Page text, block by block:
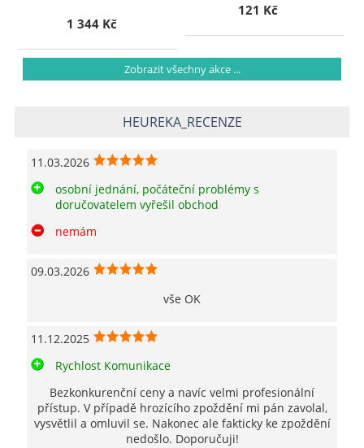
1 344 Kč
121 Kč
Zobrazit všechny akce ...
HEUREKA_RECENZE
11.03.2026
osobní jednání, počáteční problémy s
doručovatelem vyřešil obchod
nemám
09.03.2026
vše OK
11.12.2025
Rychlost Komunikace
Bezkonkurenční ceny a navíc velmi profesionální
přístup. V případě hrozícího zpoždění mi pán zavolal,
vysvětlil a omluvil se. Nakonec ale fakticky ke zpoždění
nedošlo. Doporučuji!